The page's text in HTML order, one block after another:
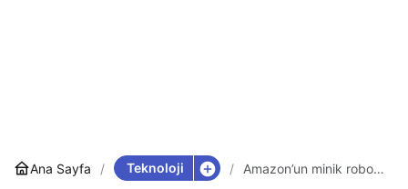
Ana Sayfa Teknoloji
Amazon’un minik robotu